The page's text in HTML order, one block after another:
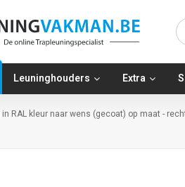
Leuninghouders Extra
RAL kleur naar wens (gecoat) op maat -